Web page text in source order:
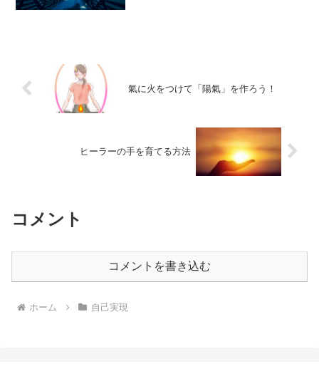
氣に火をつけて「陽氣」を作ろう！
ヒーラーの手を育てる方法
コメント
コメントを書き込む
ホーム 自己実現